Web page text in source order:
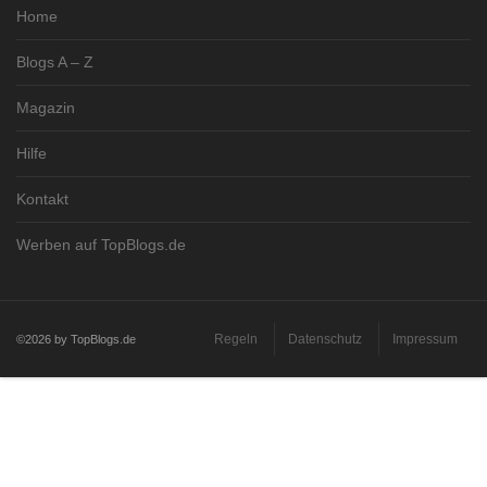
Home
Blogs A – Z
Magazin
Hilfe
Kontakt
Werben auf TopBlogs.de
©2026 by TopBlogs.de Regeln Datenschutz Impressum